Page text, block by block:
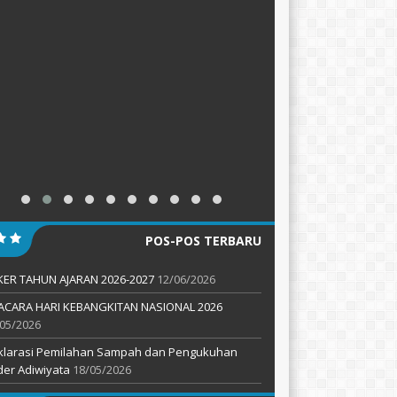
POS-POS TERBARU
TAHUN AJARAN 2026-2027 12/06/2026
HARI KEBANGKITAN NASIONAL 2026
2026
Pemilahan Sampah dan Pengukuhan
Adiwiyata 18/05/2026